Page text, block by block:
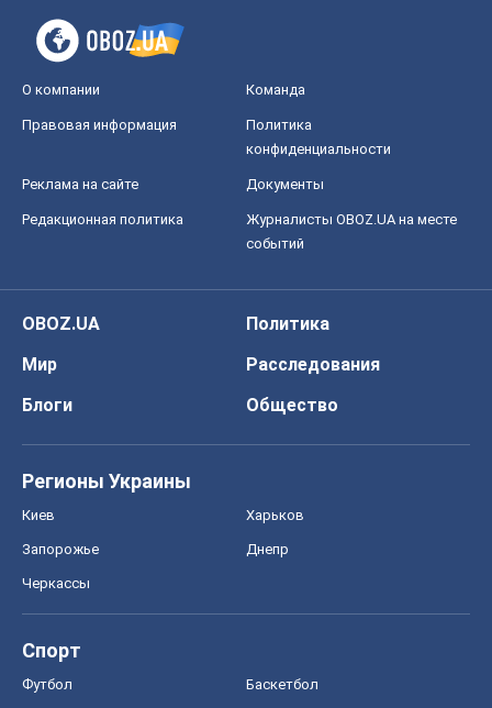
О компании Команда
Правовая информация
Политика
конфиденциальности
Реклама на сайте Документы
Редакционная политика
Журналисты OBOZ.UA на месте
событий
OBOZ.UA
Политика
Мир
Расследования
Блоги
Общество
Регионы Украины
Киев Харьков
Запорожье Днепр
Черкассы
Спорт
Футбол Баскетбол